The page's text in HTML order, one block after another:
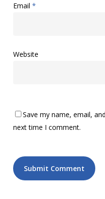
Email *
Website
Save my name, email,
next time I comment.